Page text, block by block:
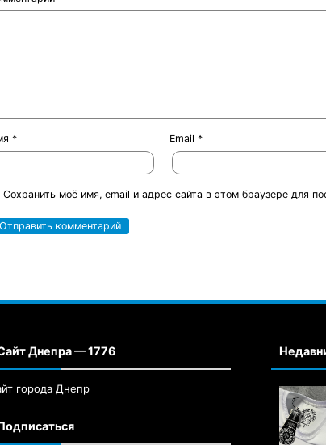
* Email*
Сохранить моё имя, email и адрес сайта в этом браузере для
Днепра — 1776
города Днепр